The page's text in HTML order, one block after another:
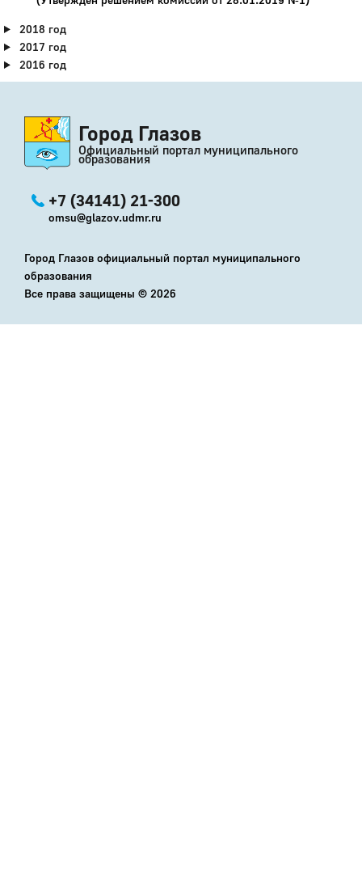
2018 год
2017 год
2016 год
Город Глазов
Официальный портал муниципального
образования
+7 (34141) 21-300
omsu@glazov.udmr.ru
Город Глазов официальный портал муниципального
образования
Все права защищены © 2026